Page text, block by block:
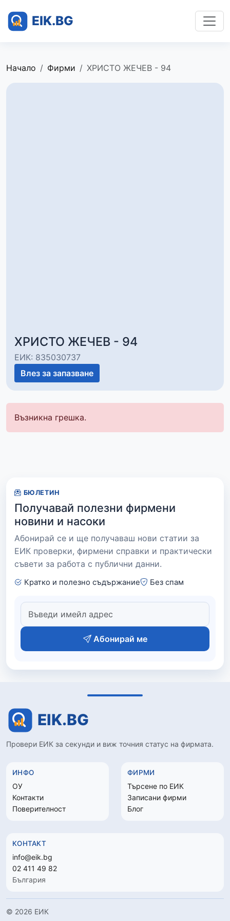
Начало Фирми ХРИСТО ЖЕЧЕВ - 94
ХРИСТО ЖЕЧЕВ - 94
ЕИК: 835030737
Влез за запазване
Възникна грешка.
БЮЛЕТИН
Получавай полезни фирмени
новини и насоки
Абонирай се и ще получаваш нови статии за
ЕИК проверки, фирмени справки и практически
съвети за работа с публични данни.
Кратко и полезно съдържание Без спам
Абонирай ме
Провери ЕИК за секунди и виж точния статус на фирмата.
ИНФО
ОУ
Контакти
Поверителност
ФИРМИ
Търсене по ЕИК
Записани фирми
Блог
КОНТАКТ
info@eik.bg
02 411 49 82
България
© 2026 ЕИК